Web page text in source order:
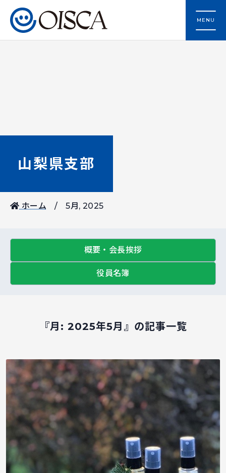
MENU
山梨県支部
ホーム 5月, 2025
概要・会長挨拶
役員名簿
『月: 2025年5月 』の記事一覧